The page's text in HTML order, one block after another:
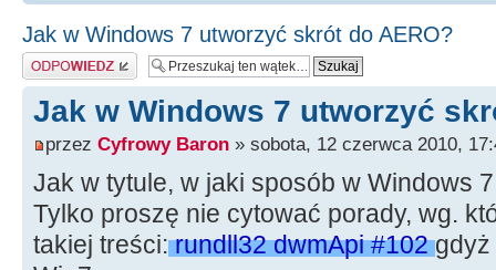
Jak w Windows 7 utworzyć skrót do AERO?
Odpowiedz
Jak w Windows 7 utworzyć
przez Cyfrowy Baron » sobota, 12 czerwca 2010,
Jak w tytule, w jaki sposób w Windows
Tylko proszę nie cytować porady, wg.
takiej treści:rundll32 dwmApi #102gdyż